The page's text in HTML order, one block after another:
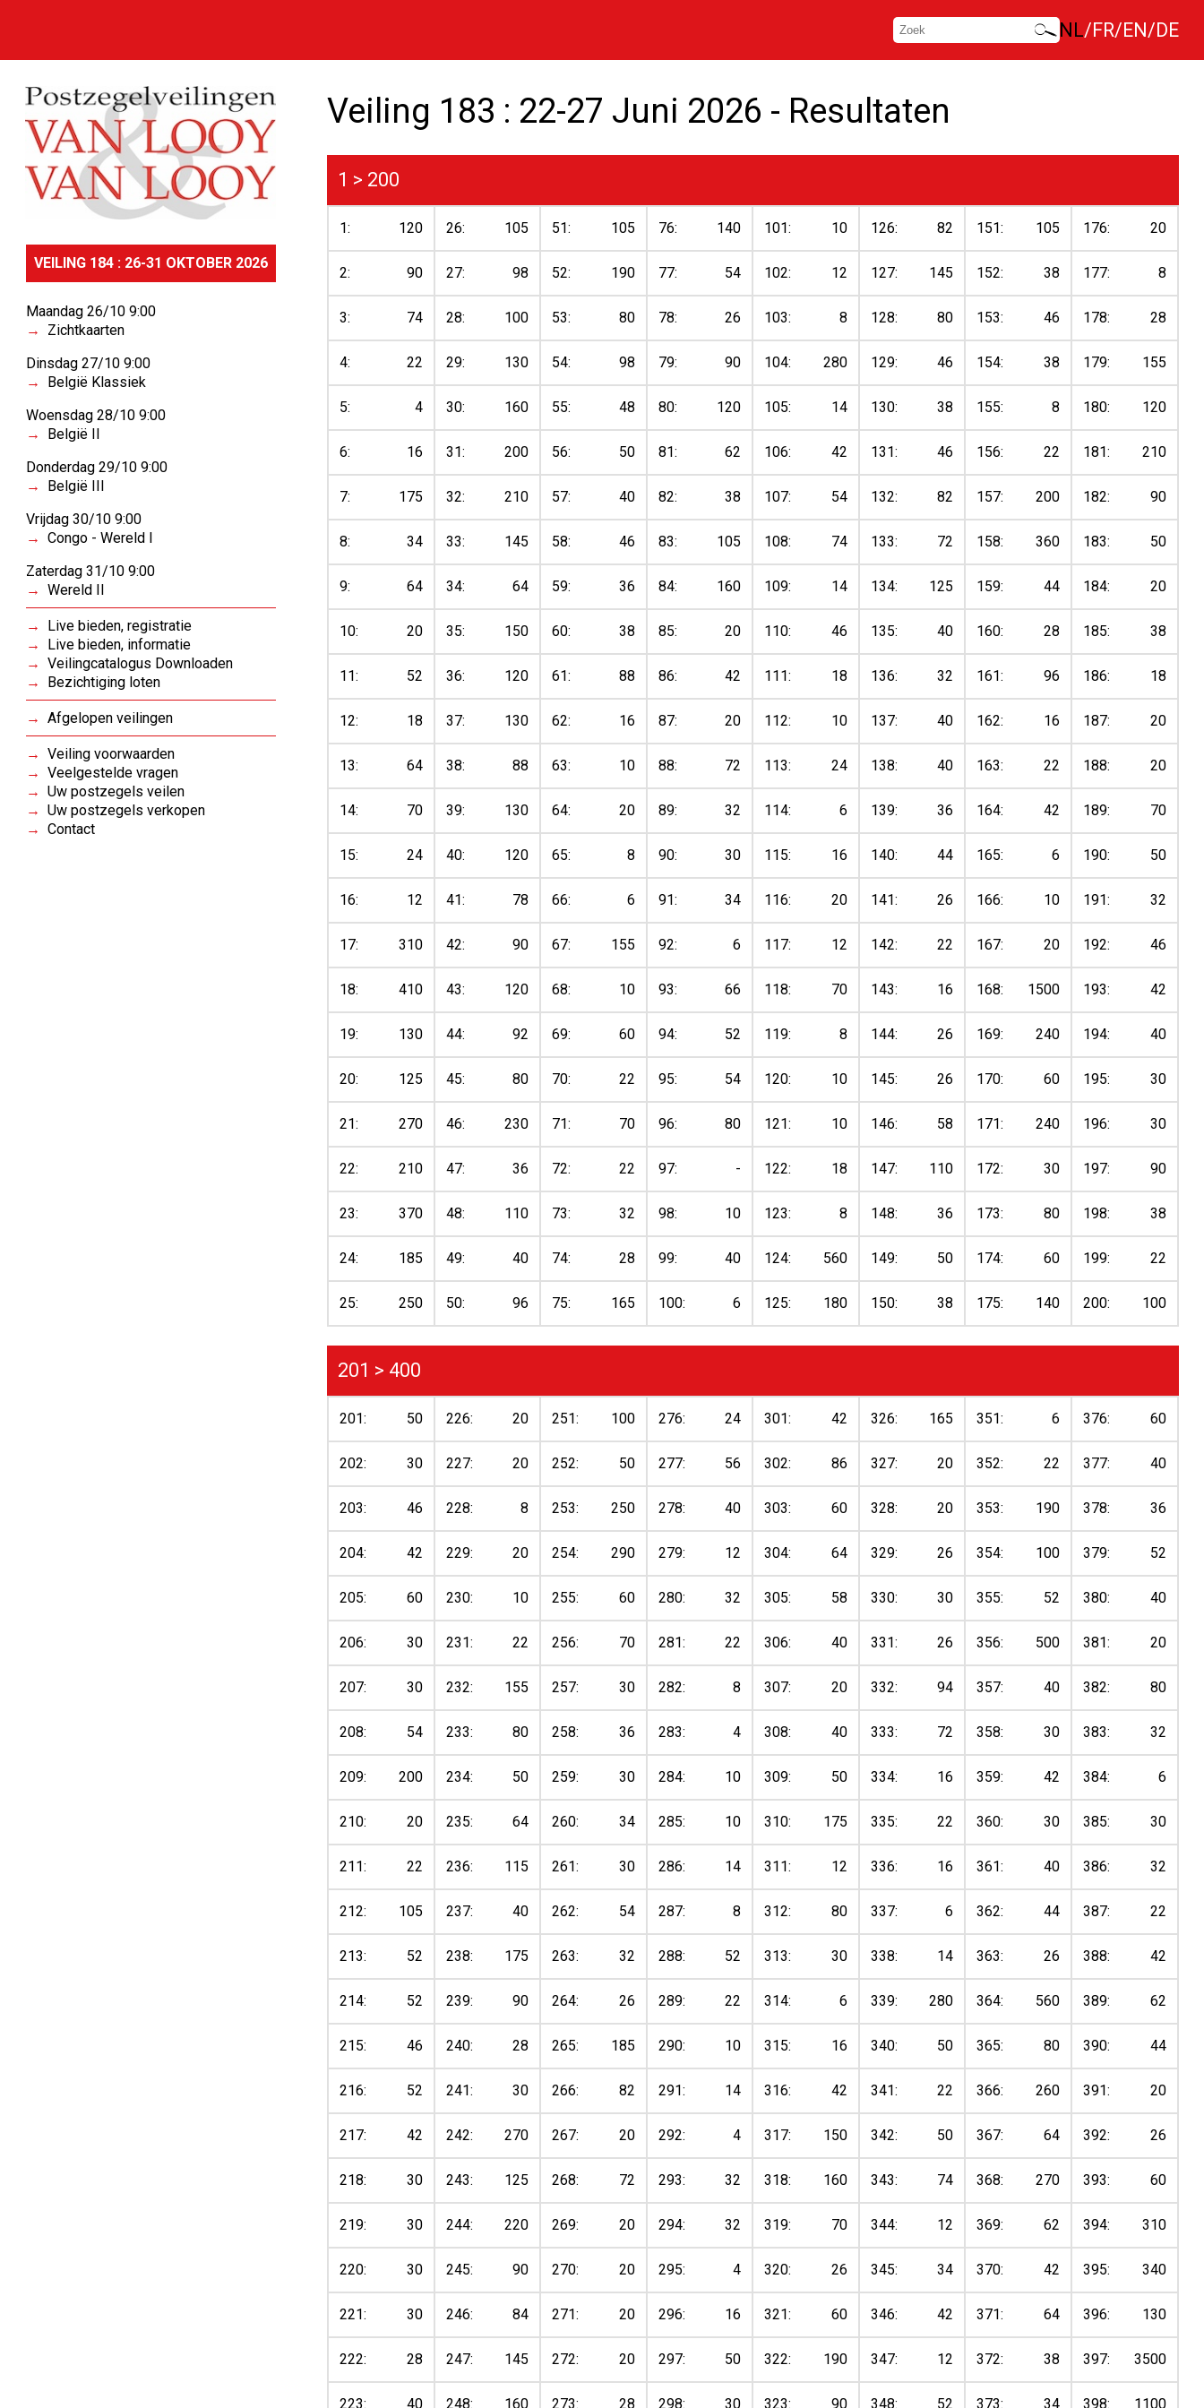
NL FR EN DE
VEILING 184 : 26-31 OKTOBER 2026
Maandag 26/10 9:00
Zichtkaarten
Dinsdag 27/10 9:00
België Klassiek
Woensdag 28/10 9:00
België II
Donderdag 29/10 9:00
België III
Vrijdag 30/10 9:00
Congo - Wereld I
Zaterdag 31/10 9:00
Wereld II
Live bieden, registratie
Live bieden, informatie
Veilingcatalogus Downloaden
Bezichtiging loten
Afgelopen veilingen
Veiling voorwaarden
Veelgestelde vragen
Uw postzegels veilen
Uw postzegels verkopen
Contact
Veiling 183 : 22-27 Juni 2026 - Resultaten
1 > 200
1: 120
2: 90
3: 74
4: 22
5: 4
6: 16
7: 175
8: 34
9: 64
10: 20
11: 52
12: 18
13: 64
14: 70
15: 24
16: 12
17: 310
18: 410
19: 130
20: 125
21: 270
22: 210
23: 370
24: 185
25: 250
26: 105
27: 98
28: 100
29: 130
30: 160
31: 200
32: 210
33: 145
34: 64
35: 150
36: 120
37: 130
38: 88
39: 130
40: 120
41: 78
42: 90
43: 120
44: 92
45: 80
46: 230
47: 36
48: 110
49: 40
50: 96
51: 105
52: 190
53: 80
54: 98
55: 48
56: 50
57: 40
58: 46
59: 36
60: 38
61: 88
62: 16
63: 10
64: 20
65: 8
66: 6
67: 155
68: 10
69: 60
70: 22
71: 70
72: 22
73: 32
74: 28
75: 165
76: 140
77: 54
78: 26
79: 90
80: 120
81: 62
82: 38
83: 105
84: 160
85: 20
86: 42
87: 20
88: 72
89: 32
90: 30
91: 34
92: 6
93: 66
94: 52
95: 54
96: 80
97: -
98: 10
99: 40
100: 6
101: 10
102: 12
103: 8
104: 280
105: 14
106: 42
107: 54
108: 74
109: 14
110: 46
111: 18
112: 10
113: 24
114: 6
115: 16
116: 20
117: 12
118: 70
119: 8
120: 10
121: 10
122: 18
123: 8
124: 560
125: 180
126: 82
127: 145
128: 80
129: 46
130: 38
131: 46
132: 82
133: 72
134: 125
135: 40
136: 32
137: 40
138: 40
139: 36
140: 44
141: 26
142: 22
143: 16
144: 26
145: 26
146: 58
147: 110
148: 36
149: 50
150: 38
151: 105
152: 38
153: 46
154: 38
155: 8
156: 22
157: 200
158: 360
159: 44
160: 28
161: 96
162: 16
163: 22
164: 42
165: 6
166: 10
167: 20
168: 1500
169: 240
170: 60
171: 240
172: 30
173: 80
174: 60
175: 140
176: 20
177: 8
178: 28
179: 155
180: 120
181: 210
182: 90
183: 50
184: 20
185: 38
186: 18
187: 20
188: 20
189: 70
190: 50
191: 32
192: 46
193: 42
194: 40
195: 30
196: 30
197: 90
198: 38
199: 22
200: 100
201 > 400
201: 50
202: 30
203: 46
204: 42
205: 60
206: 30
207: 30
208: 54
209: 200
210: 20
211: 22
212: 105
213: 52
214: 52
215: 46
216: 52
217: 42
218: 30
219: 30
220: 30
221: 30
222: 28
223: 40
226: 20
227: 20
228: 8
229: 20
230: 10
231: 22
232: 155
233: 80
234: 50
235: 64
236: 115
237: 40
238: 175
239: 90
240: 28
241: 30
242: 270
243: 125
244: 220
245: 90
246: 84
247: 145
248: 160
251: 100
252: 50
253: 250
254: 290
255: 60
256: 70
257: 30
258: 36
259: 30
260: 34
261: 30
262: 54
263: 32
264: 26
265: 185
266: 82
267: 20
268: 72
269: 20
270: 20
271: 20
272: 20
273: 28
276: 24
277: 56
278: 40
279: 12
280: 32
281: 22
282: 8
283: 4
284: 10
285: 10
286: 14
287: 8
288: 52
289: 22
290: 10
291: 14
292: 4
293: 32
294: 32
295: 4
296: 16
297: 50
298: 30
301: 42
302: 86
303: 60
304: 64
305: 58
306: 40
307: 20
308: 40
309: 50
310: 175
311: 12
312: 80
313: 30
314: 6
315: 16
316: 42
317: 150
318: 160
319: 70
320: 26
321: 60
322: 190
323: 90
326: 165
327: 20
328: 20
329: 26
330: 30
331: 26
332: 94
333: 72
334: 16
335: 22
336: 16
337: 6
338: 14
339: 280
340: 50
341: 22
342: 50
343: 74
344: 12
345: 34
346: 42
347: 12
348: 52
351: 6
352: 22
353: 190
354: 100
355: 52
356: 500
357: 40
358: 30
359: 42
360: 30
361: 40
362: 44
363: 26
364: 560
365: 80
366: 260
367: 64
368: 270
369: 62
370: 42
371: 64
372: 38
373: 34
376: 60
377: 40
378: 36
379: 52
380: 40
381: 20
382: 80
383: 32
384: 6
385: 30
386: 32
387: 22
388: 42
389: 62
390: 44
391: 20
392: 26
393: 60
394: 310
395: 340
396: 130
397: 3500
398: 1100